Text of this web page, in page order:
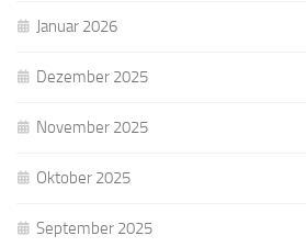
Januar 2026
Dezember 2025
November 2025
Oktober 2025
September 2025